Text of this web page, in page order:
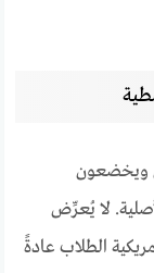
ويخضعون
لا يُعرِّض
الطلاب عادةً